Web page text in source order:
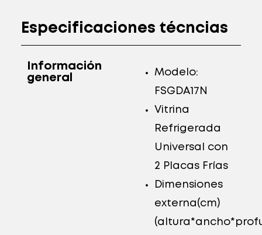
Especificaciones técncias
Información
general
Modelo:
FSGDA17N
Vitrina
Refrigerada
Universal con
2 Placas Frías
Dimensiones
externa(cm)